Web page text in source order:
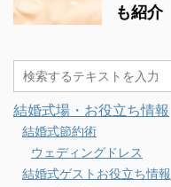
も紹介
結婚式場・お役立ち情報
結婚式節約術
ウェディングドレス
結婚式ゲストお役立ち情報